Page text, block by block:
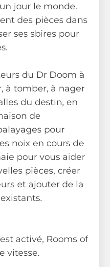
jour le monde.
des pièces dans
ses sbires pour
du Dr Doom à
à tomber, à nager
du destin, en
de
pour
noix en cours de
pour vous aider
pièces, créer
et ajouter de la
activé, Rooms of
vitesse.